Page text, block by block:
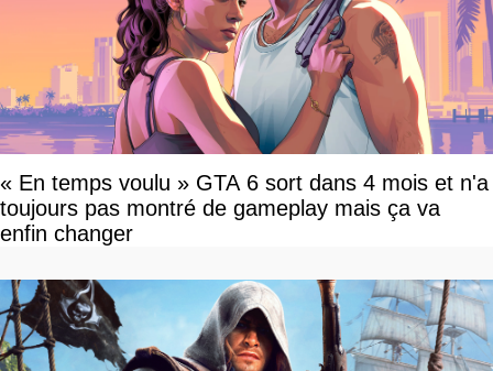
« En temps voulu » GTA 6 sort dans 4 mois et n'a
toujours pas montré de gameplay mais ça va
enfin changer